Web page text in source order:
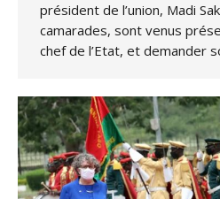
président de l’union, Madi
camarades, sont venus
chef de l’Etat, et demander